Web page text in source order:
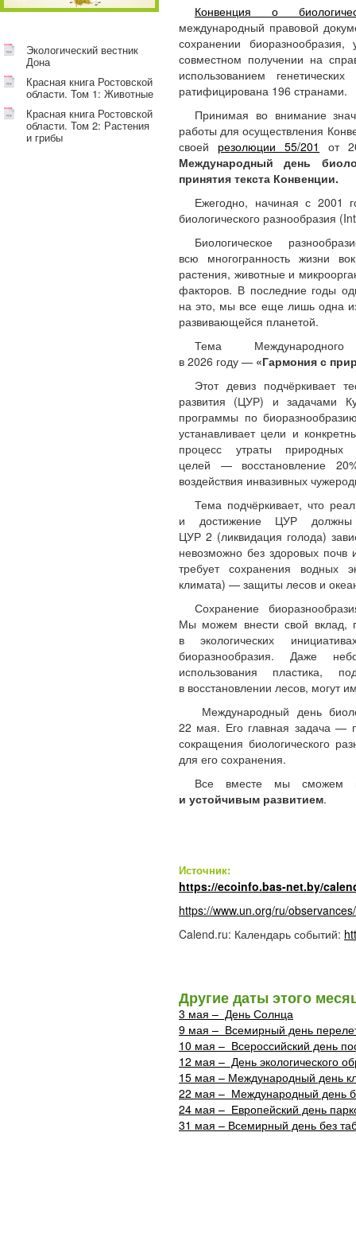
Экологический вестник
Дона
Красная книга Ростовской
области. Том 1: Животные
Красная книга Ростовской
области. Том 2: Растения
и грибы
Конвенция о
международный правовой
сохранении биоразнообразия,
совместном получении на
использованием
ратифицирована 196 странами.
Принимая во внимание
работы для осуществления
своей резолюции 55/201
от
Международный день
принятия текста Конвенции.
Ежегодно, начиная с 2001
биологического разнообразия
Биологическое
всю многогранность жизни
растения, животные и
факторов. В последние годы
на это, мы все еще лишь одна
развивающейся планетой.
Тема
в 2026 году — «Гармония с
Этот девиз подчёркивает
развития (ЦУР) и задачами
программы по
устанавливает цели и
процесс утраты
целей — восстановление
воздействия инвазивных
Тема подчёркивает, что
и достижение ЦУР должны
ЦУР 2 (ликвидация голода)
невозможно без здоровых
требует сохранения
климата) — защиты лесов и
Сохранение
Мы можем внести свой вклад,
в экологических
биоразнообразия. Даже
использования пластика,
в восстановлении лесов, могут
Международный день
22 мая. Его главная задача —
сокращения биологического
для его сохранения.
Все вместе мы сможем
и устойчивым развитием.
Источник:
https://ecoinfo.bas-net.by/
https://www.un.org/ru/
Calend.ru: Календарь событий:
Другие даты этого
3 мая – День Солнца
9 мая – Всемирный день
10 мая – Всероссийский день
12 мая – День экологического
15 мая – Международный день
22 мая – Международный день
24 мая – Европейский день
31 мая – Всемирный день без